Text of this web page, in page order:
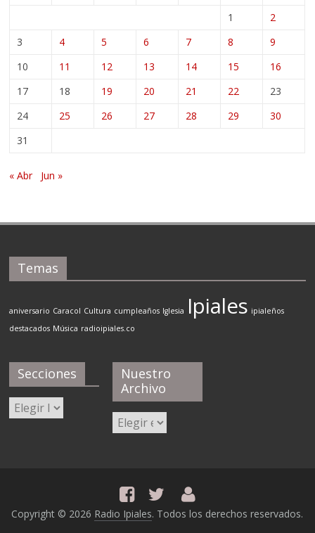
1
2
3
4 5 6 7 8
9
10
11 12 13 14 15
16
17
18 19 20 21 22
23
24
25 26 27 28 29
30
31
« Abr Jun »
Temas
aniversario Caracol Cultura cumpleaños Iglesia Ipiales ipialeños
destacados Música radioipiales.co
Secciones
Secciones
Nuestro
Archivo
Nuestro
Archivo
Copyright © 2026 Radio Ipiales. Todos los derechos reservados.